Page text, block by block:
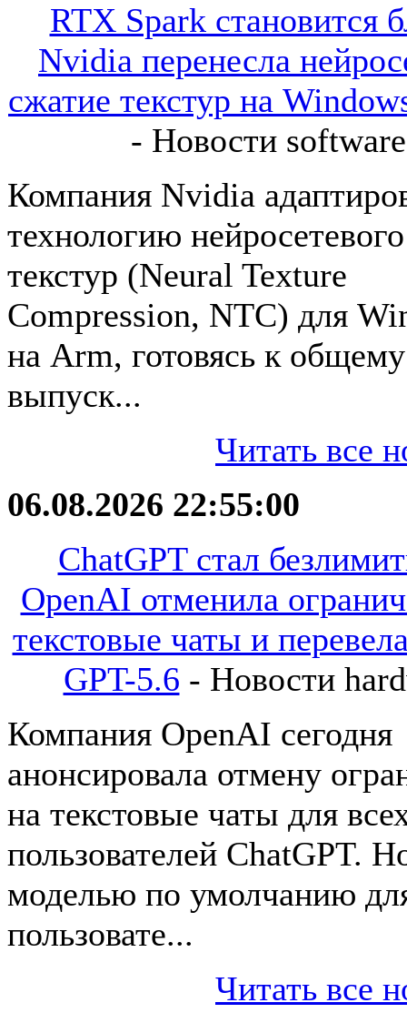
RTX Spark становится
Nvidia перенесла
сжатие текстур на
- Новости software
Компания Nvidia
технологию
текстур (Neural Texture
Compression, NTC) для
на Arm, готовясь к общему
выпуск...
Читать все
06.08.2026 22:55:00
ChatGPT стал
OpenAI отменила
текстовые чаты и
GPT-5.6 - Новости
Компания OpenAI сегодня
анонсировала отмену
на текстовые чаты для
пользователей ChatGPT.
моделью по умолчанию
пользовате...
Читать все